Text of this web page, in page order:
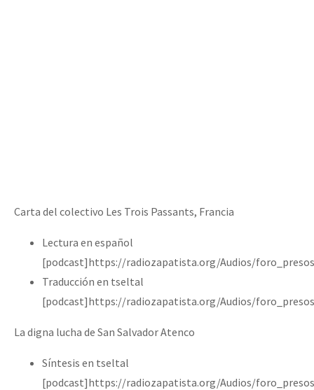
Carta del colectivo Les Trois Passants, Francia
Lectura en español
[podcast]https://radiozapatista.org/Audios/
Traducción en tseltal
[podcast]https://radiozapatista.org/Audios/
La digna lucha de San Salvador Atenco
Síntesis en tseltal
[podcast]https://radiozapatista.org/Audios/